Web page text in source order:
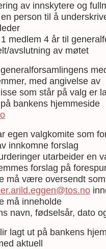
av innskytere og
person til å
medlem 4 år til
avslutning av møtet
med angivelse av
som står på valg er
bankens hjemmeside
egen valgkomite som
innkomne forslag
utarbeider en
forslag på
må være oversendt som
må inneholde
navn, fødselsår, dato
lagt ut på bankens
aktuell